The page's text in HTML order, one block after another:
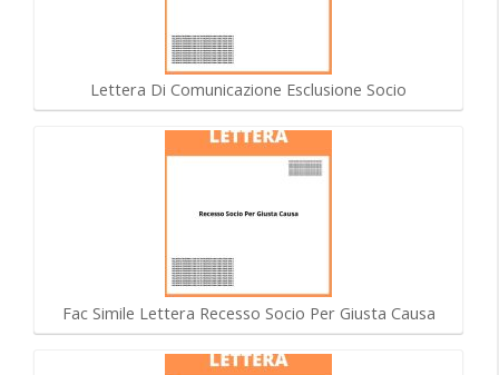
Lettera Di Comunicazione Esclusione Socio
Fac Simile Lettera Recesso Socio Per Giusta Causa